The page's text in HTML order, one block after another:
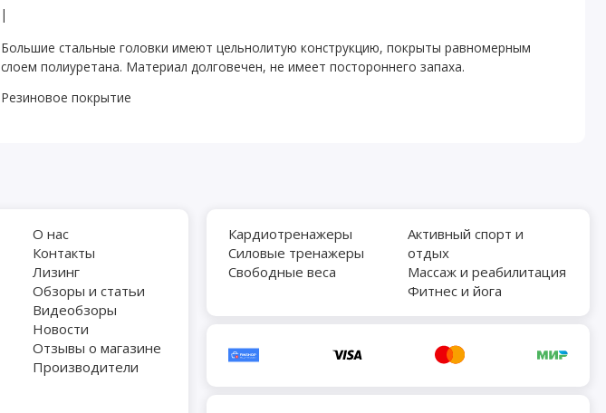
|
Большие стальные головки имеют цельнолитую конструкцию, покрыты равномерным
слоем полиуретана. Материал долговечен, не имеет постороннего запаха.
Резиновое покрытие
О нас
Контакты
Лизинг
Обзоры и статьи
Видеобзоры
Новости
Отзывы о магазине
Производители
Кардиотренажеры
Силовые тренажеры
Свободные веса
Активный спорт и
отдых
Массаж и реабилитация
Фитнес и йога